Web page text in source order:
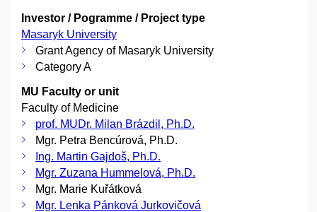
Investor / Pogramme / Project type
Masaryk University
Grant Agency of Masaryk University
Category A
MU Faculty or unit
Faculty of Medicine
prof. MUDr. Milan Brázdil, Ph.D.
Mgr. Petra Bencúrová, Ph.D.
Ing. Martin Gajdoš, Ph.D.
Mgr. Zuzana Hummelová, Ph.D.
Mgr. Marie Kuřátková
Mgr. Lenka Pánková Jurkovičová